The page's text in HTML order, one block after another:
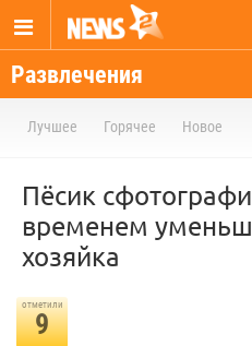
Развлечения
Лучшее Горячее Новое
Пёсик
временем
хозяйка
отметили
9